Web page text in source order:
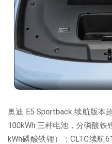
奥迪 E5 Sportback 续航版本
100kWh 三种电池，分磷酸铁
kWh磷酸铁锂）：CLTC续航